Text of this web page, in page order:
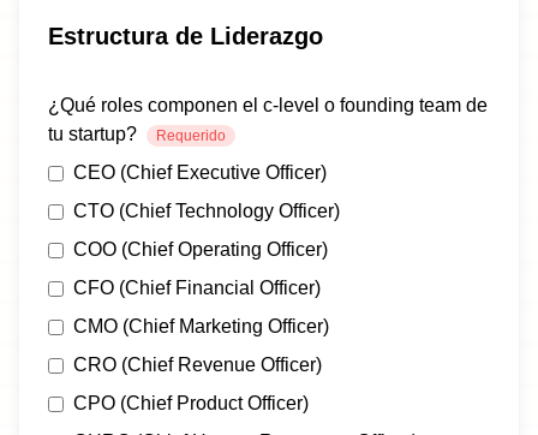
Estructura de Liderazgo
¿Qué roles componen el c-level o founding team de
tu startup?
Requerido
CEO (Chief Executive Officer)
CTO (Chief Technology Officer)
COO (Chief Operating Officer)
CFO (Chief Financial Officer)
CMO (Chief Marketing Officer)
CRO (Chief Revenue Officer)
CPO (Chief Product Officer)